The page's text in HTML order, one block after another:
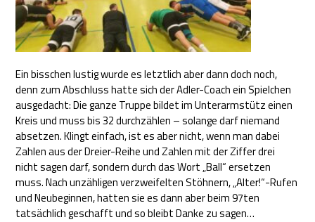
Ein bisschen lustig wurde es letztlich aber dann doch noch,
denn zum Abschluss hatte sich der Adler-Coach ein Spielchen
ausgedacht: Die ganze Truppe bildet im Unterarmstütz einen
Kreis und muss bis 32 durchzählen – solange darf niemand
absetzen. Klingt einfach, ist es aber nicht, wenn man dabei
Zahlen aus der Dreier-Reihe und Zahlen mit der Ziffer drei
nicht sagen darf, sondern durch das Wort „Ball“ ersetzen
muss. Nach unzähligen verzweifelten Stöhnern, „Alter!“-Rufen
und Neubeginnen, hatten sie es dann aber beim 97ten
tatsächlich geschafft und so bleibt Danke zu sagen…